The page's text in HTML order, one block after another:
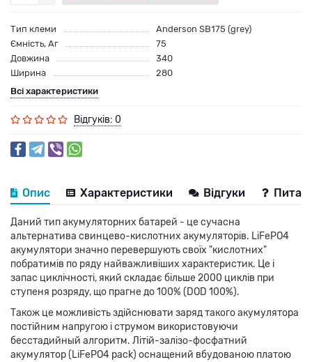
Тип клеми
Anderson SB175 (grey)
Ємність, Аг
75
Довжина
340
Ширина
280
Всі характеристики
Відгуків: 0
Опис Характеристики Відгуки
Даний тип акумуляторних батарей - це сучасна
альтернатива свинцево-кислотних акумуляторів. LiFePO4
акумулятори значно перевершують своїх "кислотних"
побратимів по ряду найважливіших характеристик. Це і
запас циклічності, який складає більше 2000 циклів при
ступеня розряду, що прагне до 100% (DOD 100%).
Також це можливість здійснювати заряд такого акумулятора
постійним напругою і струмом використовуючи
бесстадийный алгоритм. Літій-залізо-фосфатний
акумулятор (LiFePO4 pack) оснащений вбудованою платою